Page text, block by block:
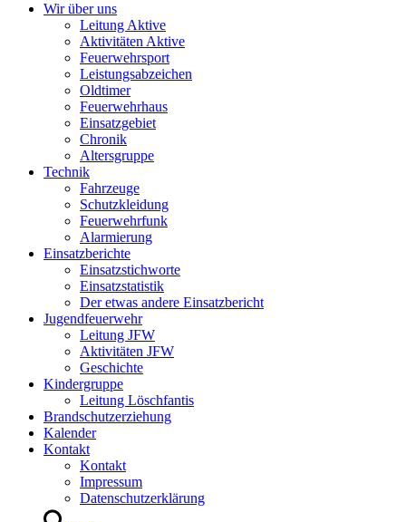
Wir über uns
Leitung Aktive
Aktivitäten Aktive
Feuerwehrsport
Leistungsabzeichen
Oldtimer
Feuerwehrhaus
Einsatzgebiet
Chronik
Altersgruppe
Technik
Fahrzeuge
Schutzkleidung
Feuerwehrfunk
Alarmierung
Einsatzberichte
Einsatzstichworte
Einsatzstatistik
Der etwas andere Einsatzbericht
Jugendfeuerwehr
Leitung JFW
Aktivitäten JFW
Geschichte
Kindergruppe
Leitung Löschfantis
Brandschutzerziehung
Kalender
Kontakt
Kontakt
Impressum
Datenschutzerklärung